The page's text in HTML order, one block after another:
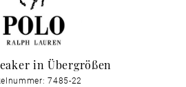
in Übergrößen
7485-22